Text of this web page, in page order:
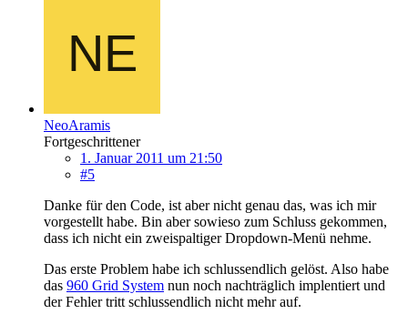
NeoAramis
Fortgeschrittener
1. Januar 2011 um 21:50
#5
Danke für den Code, ist aber nicht genau das, was ich mir
vorgestellt habe. Bin aber sowieso zum Schluss gekommen,
dass ich nicht ein zweispaltiger Dropdown-Menü nehme.
Das erste Problem habe ich schlussendlich gelöst. Also habe
das 960 Grid System nun noch nachträglich implentiert und
der Fehler tritt schlussendlich nicht mehr auf.